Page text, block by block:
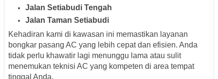
Jalan Setiabudi Tengah
Jalan Taman Setiabudi
Kehadiran kami di kawasan ini memastikan layanan
bongkar pasang AC yang lebih cepat dan efisien. Anda
tidak perlu khawatir lagi menunggu lama atau sulit
menemukan teknisi AC yang kompeten di area tempat
tinggal Anda.